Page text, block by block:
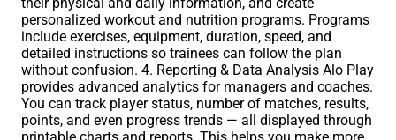
personalized workout and nutrition programs. Programs
include exercises, equipment, duration, speed, and
detailed instructions so trainees can follow the plan
without confusion. 4. Reporting & Data Analysis Alo Play
provides advanced analytics for managers and coaches.
You can track player status, number of matches, results,
points, and even progress trends — all displayed through
printable charts and reports. This helps you make more